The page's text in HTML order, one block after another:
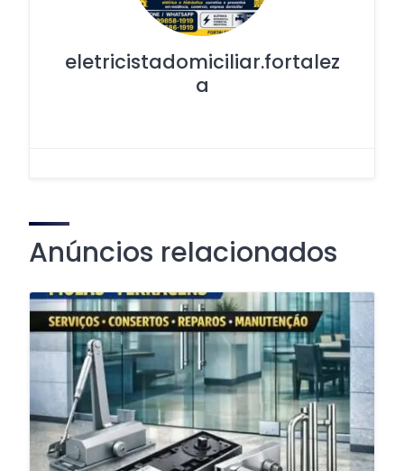
eletricistadomiciliar.fortalez
a
Anúncios relacionados